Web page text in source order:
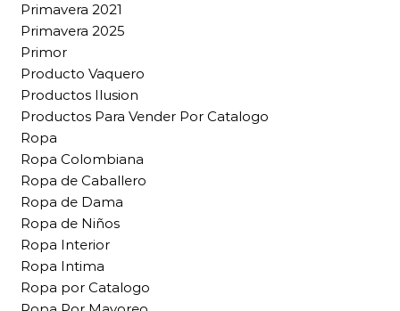
Primavera 2021
Primavera 2025
Primor
Producto Vaquero
Productos Ilusion
Productos Para Vender Por Catalogo
Ropa
Ropa Colombiana
Ropa de Caballero
Ropa de Dama
Ropa de Niños
Ropa Interior
Ropa Intima
Ropa por Catalogo